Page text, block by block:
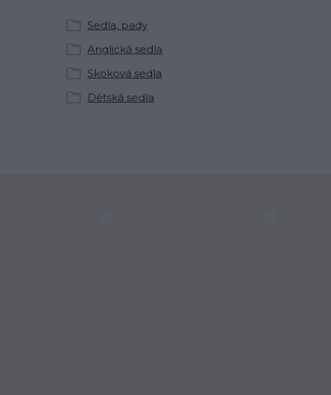
Sedla, pady
Anglická sedla
Skoková sedla
Dětská sedla